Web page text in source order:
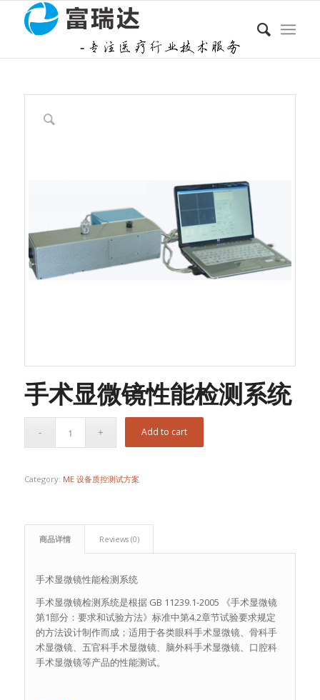
手术显微镜性能检测系统
Add to cart
Category: ME 设备质控测试方案
商品详情 Reviews (0)
手术显微镜性能检测系统
手术显微镜检测系统是根据 GB 11239.1-2005 《手术显微镜
第1部分：要求和试验方法》标准中第4.2章节试验要求规定
的方法设计制作而成；适用于各类眼科手术显微镜、骨科手
术显微镜、五官科手术显微镜、脑外科手术显微镜、口腔科
手术显微镜等产品的性能测试。